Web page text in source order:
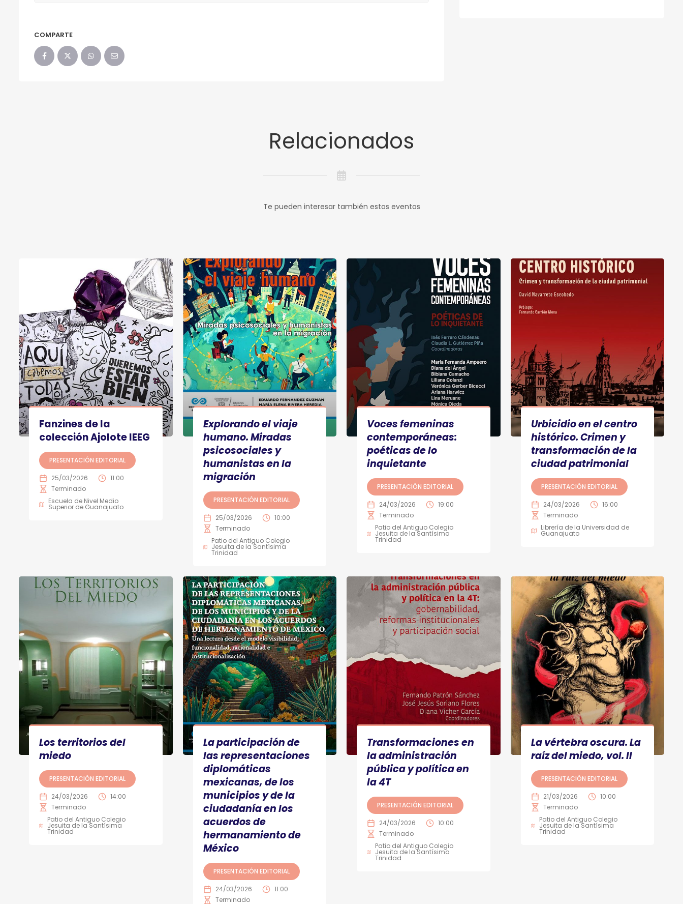
COMPARTE
Relacionados
Te pueden interesar también estos eventos
Fanzines de la
colección Ajolote IEEG
PRESENTACIÓN EDITORIAL
25/03/2026
11:00
Terminado
Escuela de Nivel Medio
Superior de Guanajuato
Explorando el viaje
humano. Miradas
psicosociales y
humanistas en la
migración
PRESENTACIÓN EDITORIAL
25/03/2026
10:00
Terminado
Patio del Antiguo Colegio
Jesuita de la Santísima
Trinidad
Voces femeninas
contemporáneas:
poéticas de lo
inquietante
PRESENTACIÓN EDITORIAL
24/03/2026
19:00
Terminado
Patio del Antiguo Colegio
Jesuita de la Santísima
Trinidad
Urbicidio en el centro
histórico. Crimen y
transformación de la
ciudad patrimonial
PRESENTACIÓN EDITORIAL
24/03/2026
16:00
Terminado
Librería de la Universidad de
Guanajuato
Los territorios del
miedo
PRESENTACIÓN EDITORIAL
24/03/2026
14:00
Terminado
Patio del Antiguo Colegio
Jesuita de la Santísima
Trinidad
La participación de
las representaciones
diplomáticas
mexicanas, de los
municipios y de la
ciudadanía en los
acuerdos de
hermanamiento de
México
PRESENTACIÓN EDITORIAL
24/03/2026
11:00
Terminado
Transformaciones en
la administración
pública y política en
la 4T
PRESENTACIÓN EDITORIAL
24/03/2026
10:00
Terminado
Patio del Antiguo Colegio
Jesuita de la Santísima
Trinidad
La vértebra oscura. La
raíz del miedo, vol. II
PRESENTACIÓN EDITORIAL
21/03/2026
10:00
Terminado
Patio del Antiguo Colegio
Jesuita de la Santísima
Trinidad